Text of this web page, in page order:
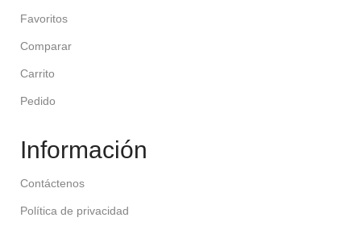
Favoritos
Comparar
Carrito
Pedido
Información
Contáctenos
Política de privacidad